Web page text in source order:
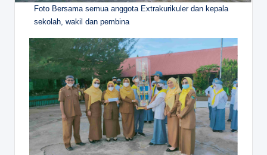
Foto Bersama semua anggota Extrakurikuler dan kepala
sekolah, wakil dan pembina